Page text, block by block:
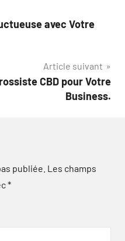
avec Votre
Article suivant
CBD pour Votre
Business.
publiée. Les champs
*